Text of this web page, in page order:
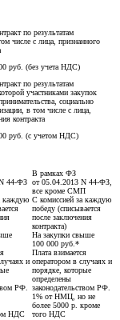
по результатам
числе с лица, признанного
руб. (без учета НДС)
по результатам
участниками закупок
социально
в том числе с лица,
контракта
руб. (с учетом НДС)
44-ФЗ
В рамках ФЗ
от 05.04.2013 N 44-ФЗ,
все кроме СМП
каждую С комиссией за каждую
победу (списывается
после заключения
контракта)
На закупки свыше
100 000 руб.*
и
РФ.
Плата взимается
оператором в случаях и
порядке, которые
определены
законодательством РФ.
НДС
1% от НМЦ, но не
более 5000 р. кроме
того НДС